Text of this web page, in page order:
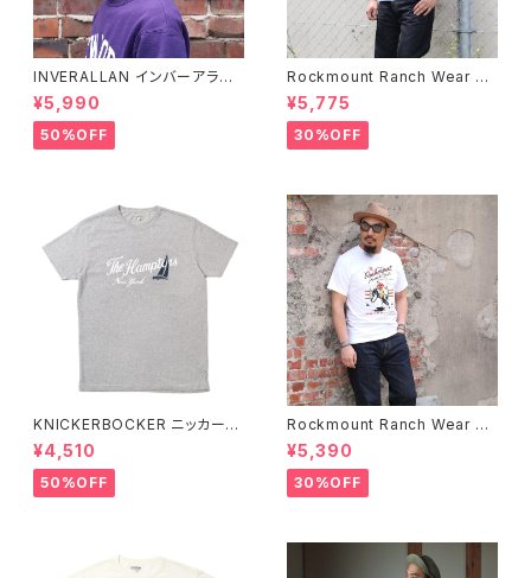
INVERALLAN インバーアラン 1
00%ピュアウール ニットキャッ
プ 全8色
¥5,990
50%OFF
Rockmount Ranch Wear ロ
ックマウント ランチウェア Chie
f Western T-Shirt 半袖Tシャ
ツ 全2色
¥5,775
30%OFF
KNICKERBOCKER ニッカーボ
ッカー HEATHER GREY ハン
プトン Tシャツ
¥4,510
50%OFF
Rockmount Ranch Wear ロ
ックマウント ランチウェア Rock
mount Bronc Western T-Sh
irt 半袖Tシャツ 全3色
¥5,390
30%OFF